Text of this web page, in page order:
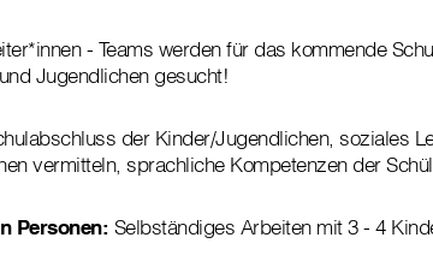
- Teams werden für das kommende
Jugendlichen gesucht!
der Kinder/Jugendlichen, soziales
vermitteln, sprachliche Kompetenzen der
Personen: Selbständiges Arbeiten mit 3 - 4